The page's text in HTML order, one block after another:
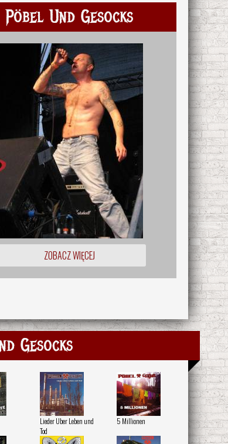
Pöbel Und Gesocks
ZOBACZ WIĘCEJ
Gesocks
Lieder Uber Leben und
Tod
5 Millionen